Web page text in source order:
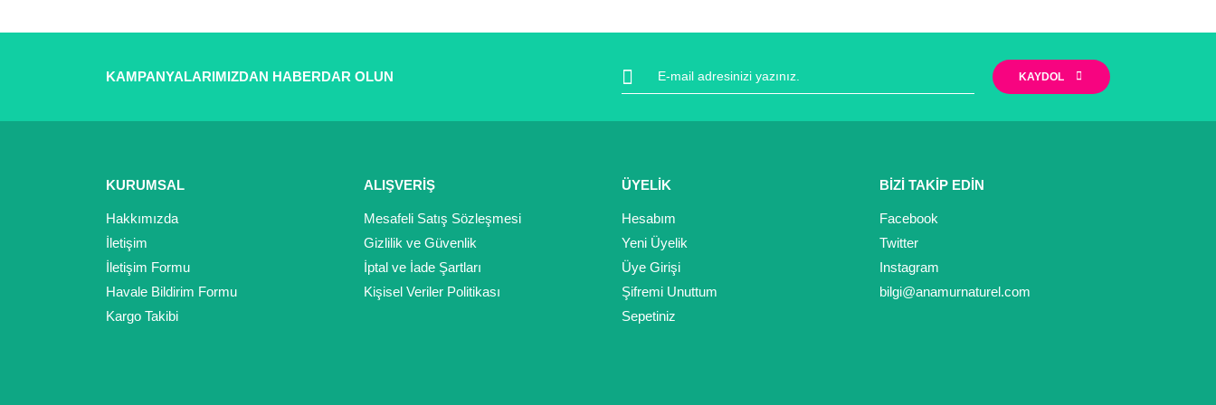
Ürün bilgilerinde hatalar bulunuyor.
Bu ürüne benzer farklı alternatifler olmalı.
Gönder
KAMPANYALARIMIZDAN HABERDAR OLUN KAYDOL
KURUMSAL
Hakkımızda
İletişim
İletişim Formu
Havale Bildirim Formu
Kargo Takibi
ALIŞVERİŞ
Mesafeli Satış Sözleşmesi
Gizlilik ve Güvenlik
İptal ve İade Şartları
Kişisel Veriler Politikası
ÜYELİK
Hesabım
Yeni Üyelik
Üye Girişi
Şifremi Unuttum
Sepetiniz
BİZİ TAKİP EDİN
Facebook
Twitter
Instagram
bilgi@anamurnaturel.com